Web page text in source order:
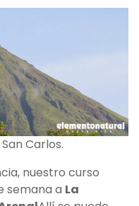
Carlos.
nuestro curso
semana a La